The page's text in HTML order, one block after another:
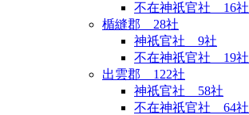
不在神祇官社 16社
楯縫郡 28社
神祇官社 9社
不在神祇官社 19社
出雲郡 122社
神祇官社 58社
不在神祇官社 64社